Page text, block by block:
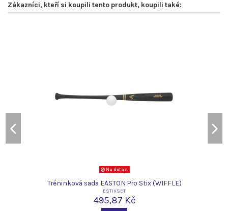
Zákazníci, kteří si koupili tento produkt, koupili také:
Na dotaz.
Tréninková sada EASTON Pro Stix (WIFFLE)
ESTIXSET
495,87 Kč